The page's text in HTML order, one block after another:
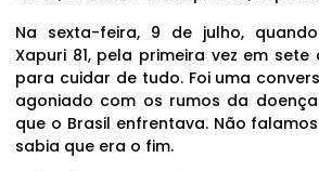
Na sexta-feira, 9 de julho,
Xapuri 81, pela primeira vez em sete
para cuidar de tudo. Foi uma
agoniado com os rumos da
que o Brasil enfrentava. Não
sabia que era o fim.